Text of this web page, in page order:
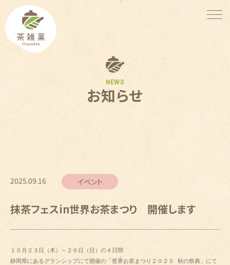
NEWS
お知らせ
2025.09.16 イベント
抹茶フェスin世界お茶まつり 開催します
１０月２３日（木）～２６日（日）の４日間
静岡県にあるグランシップにて開催の「世界お茶まつり２０２５ 秋の祭典」にて